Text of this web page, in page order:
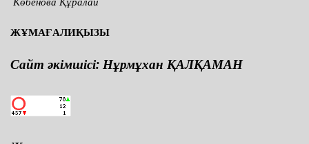
ЖҰМАҒАЛИҚЫЗЫ
Сайт әкімшісі: Нұрмұхан ҚАЛҚАМАН